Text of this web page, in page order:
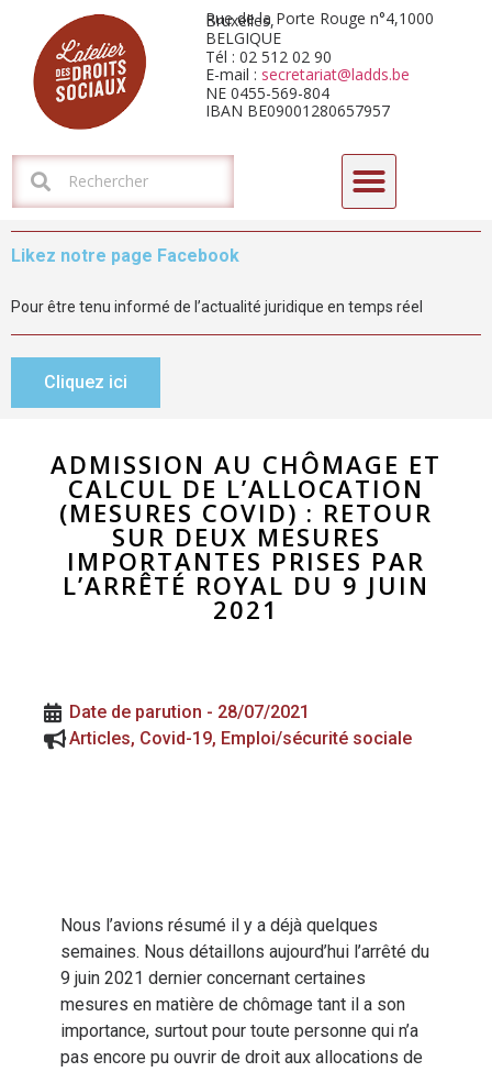
Rue de la Porte Rouge n°4,1000 Bruxelles,
BELGIQUE
Tél : 02 512 02 90
E-mail : secretariat@ladds.be
NE 0455-569-804
IBAN BE09001280657957
Likez notre page Facebook
Pour être tenu informé de l’actualité juridique en temps réel
Cliquez ici
ADMISSION AU CHÔMAGE ET
CALCUL DE L’ALLOCATION
(MESURES COVID) : RETOUR
SUR DEUX MESURES
IMPORTANTES PRISES PAR
L’ARRÊTÉ ROYAL DU 9 JUIN
2021
Date de parution - 28/07/2021
Articles, Covid-19, Emploi/sécurité sociale
Nous l’avions résumé il y a déjà quelques
semaines. Nous détaillons aujourd’hui l’arrêté du
9 juin 2021 dernier concernant certaines
mesures en matière de chômage tant il a son
importance, surtout pour toute personne qui n’a
pas encore pu ouvrir de droit aux allocations de